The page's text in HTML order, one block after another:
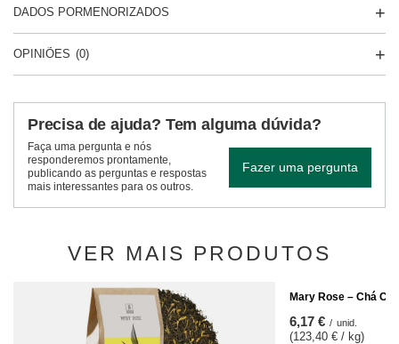
DADOS PORMENORIZADOS
OPINIÕES (0)
Precisa de ajuda? Tem alguma dúvida?
Faça uma pergunta e nós
responderemos prontamente,
publicando as perguntas e respostas
mais interessantes para os outros.
Fazer uma pergunta
VER MAIS PRODUTOS
Mary Rose – Chá
6,17 € / unid.
(123,40 € / kg)